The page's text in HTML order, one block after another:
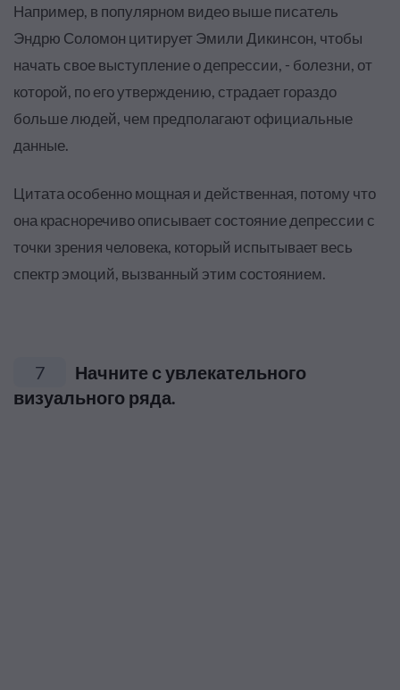
Например, в популярном видео выше писатель
Эндрю Соломон цитирует Эмили Дикинсон, чтобы
начать свое выступление о депрессии, - болезни, от
которой, по его утверждению, страдает гораздо
больше людей, чем предполагают официальные
данные.
Цитата особенно мощная и действенная, потому что
она красноречиво описывает состояние депрессии с
точки зрения человека, который испытывает весь
спектр эмоций, вызванный этим состоянием.
7
Начните с увлекательного
визуального ряда.